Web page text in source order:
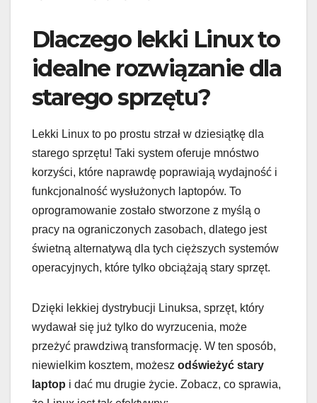
Dlaczego lekki Linux to
idealne rozwiązanie dla
starego sprzętu?
Lekki Linux to po prostu strzał w dziesiątkę dla
starego sprzętu! Taki system oferuje mnóstwo
korzyści, które naprawdę poprawiają wydajność i
funkcjonalność wysłużonych laptopów. To
oprogramowanie zostało stworzone z myślą o
pracy na ograniczonych zasobach, dlatego jest
świetną alternatywą dla tych cięższych systemów
operacyjnych, które tylko obciążają stary sprzęt.
Dzięki lekkiej dystrybucji Linuksa, sprzęt, który
wydawał się już tylko do wyrzucenia, może
przeżyć prawdziwą transformację. W ten sposób,
niewielkim kosztem, możesz odświeżyć stary
laptop i dać mu drugie życie. Zobacz, co sprawia,